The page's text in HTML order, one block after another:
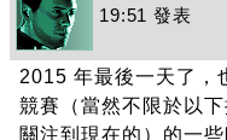
19:51 發表
2015 年最後一天了，
競賽（當然不限於以
關注到現在的）的一